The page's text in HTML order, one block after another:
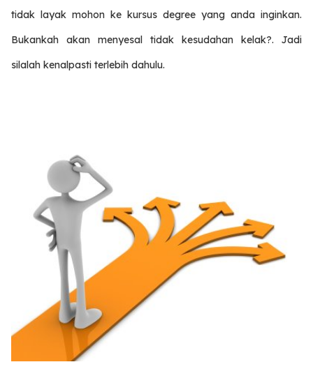
tidak layak mohon ke kursus degree yang anda inginkan.
Bukankah akan menyesal tidak kesudahan kelak?. Jadi
silalah kenalpasti terlebih dahulu.